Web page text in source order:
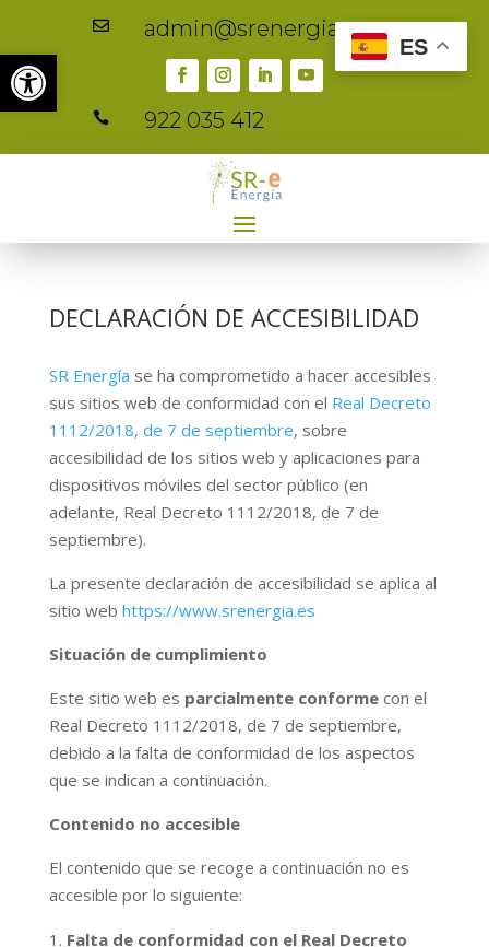
Abrir barra de herramientas
 admin@srenergia.es
 922 035 412
DECLARACIÓN DE ACCESIBILIDAD
SR Energía se ha comprometido a hacer accesibles
sus sitios web de conformidad con el Real Decreto
1112/2018, de 7 de septiembre, sobre
accesibilidad de los sitios web y aplicaciones para
dispositivos móviles del sector público (en
adelante, Real Decreto 1112/2018, de 7 de
septiembre).
La presente declaración de accesibilidad se aplica al
sitio web https://www.srenergia.es
Situación de cumplimiento
Este sitio web es parcialmente conformecon el
Real Decreto 1112/2018, de 7 de septiembre,
debido a la falta de conformidad de los aspectos
que se indican a continuación.
Contenido no accesible
El contenido que se recoge a continuación no es
accesible por lo siguiente:
Falta de conformidad con el Real Decreto
ES